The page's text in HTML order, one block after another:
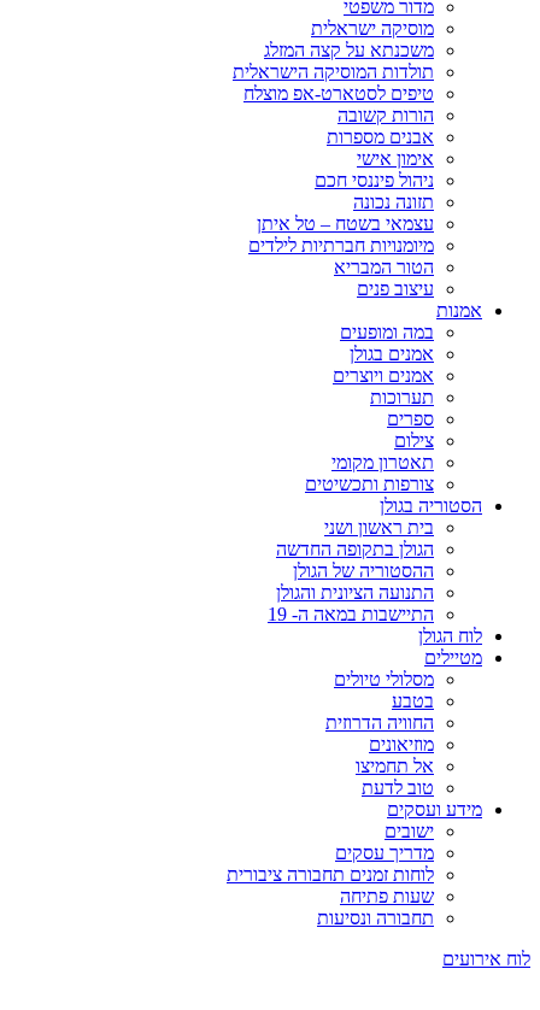
מדור משפטי
מוסיקה ישראלית
משכנתא על קצה המזלג
תולדות המוסיקה הישראלית
טיפים לסטארט-אפ מוצלח
הורות קשובה
אבנים מספרות
אימון אישי
ניהול פיננסי חכם
תזונה נכונה
עצמאי בשטח – טל איתן
מיומנויות חברתיות לילדים
הטור המבריא
עיצוב פנים
אמנות
במה ומופעים
אמנים בגולן
אמנים ויוצרים
תערוכות
ספרים
צילום
תאטרון מקומי
צורפות ותכשיטים
הסטוריה בגולן
בית ראשון ושני
הגולן בתקופה החדשה
ההסטוריה של הגולן
התנועה הציונית והגולן
התיישבות במאה ה- 19
לוח הגולן
מטיילים
מסלולי טיולים
בטבע
החוויה הדרוזית
מוזיאונים
אל תחמיצו
טוב לדעת
מידע ועסקים
ישובים
מדריך עסקים
לוחות זמנים תחבורה ציבורית
שעות פתיחה
תחבורה ונסיעות
לוח אירועים